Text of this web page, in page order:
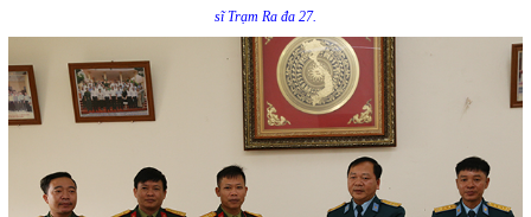
sĩ Trạm Ra đa 27.